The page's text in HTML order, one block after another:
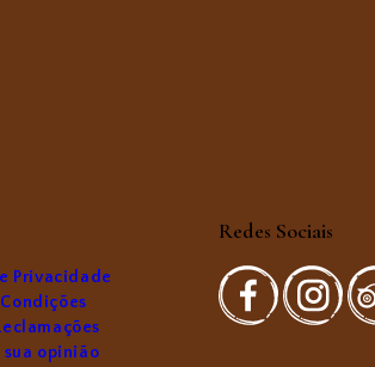
Privacidade
opinião
Redes Sociais